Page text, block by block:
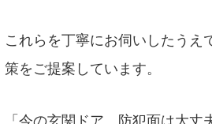
これらを丁寧にお伺いしたうえ
策をご提案しています。